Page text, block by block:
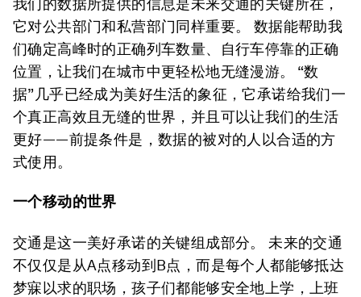
我们的数据所提供的信息是未来交通的关键所在，
它对公共部门和私营部门同样重要。 数据能帮助我
们确定高峰时的正确列车数量、自行车停靠的正确
位置，让我们在城市中更轻松地无缝漫游。 “数
据”几乎已经成为美好生活的象征，它承诺给我们一
个真正高效且无缝的世界，并且可以让我们的生活
更好——前提条件是，数据的被对的人以合适的方
式使用。
一个移动的世界
交通是这一美好承诺的关键组成部分。 未来的交通
不仅仅是从A点移动到B点，而是每个人都能够抵达
梦寐以求的职场，孩子们都能够安全地上学，上班